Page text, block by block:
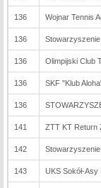
136 Wojnar Tennis
136
136 Olimpijski Club
136 SKF "Klub
136
141 ZTT KT Return
142
143 UKS Sokół-Asy